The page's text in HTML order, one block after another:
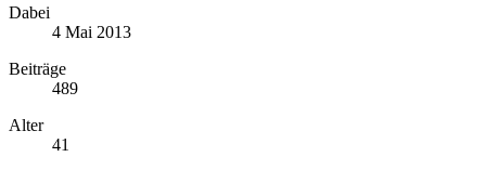
Dabei
4 Mai 2013
Beiträge
489
Alter
41